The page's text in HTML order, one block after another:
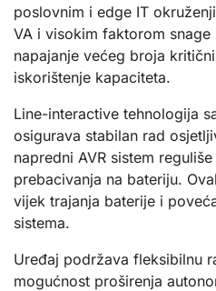
poslovnim i edge IT
VA i visokim faktorom
napajanje većeg broja
iskorištenje kapaciteta.
Line-interactive tehnologija
osigurava stabilan rad
napredni AVR sistem
prebacivanja na bateriju.
vijek trajanja baterije i
sistema.
Uređaj podržava fleksibilnu
mogućnost proširenja